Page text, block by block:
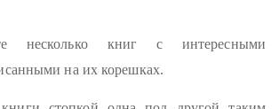
несколько книг с интересными
на их корешках.